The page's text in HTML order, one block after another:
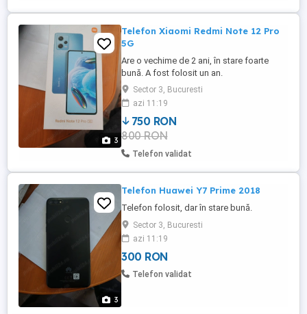
3
Telefon Xiaomi Redmi Note 12 Pro
5G
Are o vechime de 2 ani, în stare foarte
bună. A fost folosit un an.
Sector 3, Bucuresti
azi 11:19
750 RON
800 RON
Telefon validat
3
Telefon Huawei Y7 Prime 2018
Telefon folosit, dar în stare bună.
Sector 3, Bucuresti
azi 11:19
300 RON
Telefon validat